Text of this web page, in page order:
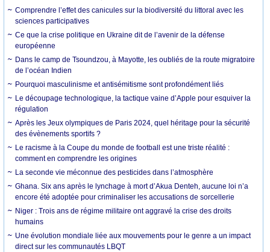
Comprendre l’effet des canicules sur la biodiversité du littoral avec les
sciences participatives
Ce que la crise politique en Ukraine dit de l’avenir de la défense
européenne
Dans le camp de Tsoundzou, à Mayotte, les oubliés de la route migratoire
de l’océan Indien
Pourquoi masculinisme et antisémitisme sont profondément liés
Le découpage technologique, la tactique vaine d’Apple pour esquiver la
régulation
Après les Jeux olympiques de Paris 2024, quel héritage pour la sécurité
des évènements sportifs ?
Le racisme à la Coupe du monde de football est une triste réalité :
comment en comprendre les origines
La seconde vie méconnue des pesticides dans l’atmosphère
Ghana. Six ans après le lynchage à mort d’Akua Denteh, aucune loi n’a
encore été adoptée pour criminaliser les accusations de sorcellerie
Niger : Trois ans de régime militaire ont aggravé la crise des droits
humains
Une évolution mondiale liée aux mouvements pour le genre a un impact
direct sur les communautés LBQT